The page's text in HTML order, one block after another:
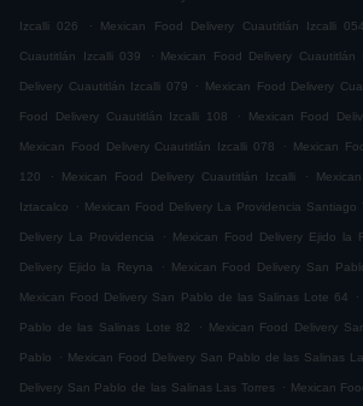
Izcalli 026 . Mexican Food Delivery Cuautitlán Izcalli 054
Cuautitlán Izcalli 039 . Mexican Food Delivery Cuautitlán
Delivery Cuautitlán Izcalli 079 . Mexican Food Delivery
Food Delivery Cuautitlán Izcalli 108 . Mexican Food
Mexican Food Delivery Cuautitlán Izcalli 078 . Mexican
120 . Mexican Food Delivery Cuautitlán Izcalli .
Iztacalco . Mexican Food Delivery La Providencia Santiago
Delivery La Providencia . Mexican Food Delivery Ejido la
Delivery Ejido la Reyna . Mexican Food Delivery San
Mexican Food Delivery San Pablo de las Salinas Lote 64 .
Pablo de las Salinas Lote 82 . Mexican Food Delivery
Pablo . Mexican Food Delivery San Pablo de las Salinas
Delivery San Pablo de las Salinas Las Torres . Mexican